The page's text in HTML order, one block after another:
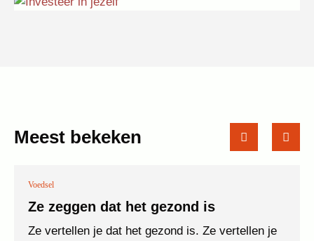
Meest bekeken
Voedsel
Ze zeggen dat het gezond is
Ze vertellen je dat het gezond is. Ze vertellen je